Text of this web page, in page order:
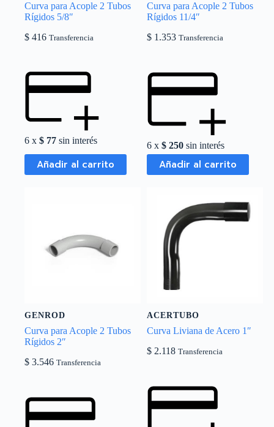
Curva para Acople 2 Tubos
Rígidos 5/8″
$ 416 Transferencia
6 x $ 77 sin interés
Añadir al carrito
Curva para Acople 2 Tubos
Rígidos 11/4″
$ 1.353 Transferencia
6 x$ 250 sin interés
Añadir al carrito
GENROD
Curva para Acople 2 Tubos
Rígidos 2″
$ 3.546 Transferencia
ACERTUBO
Curva Liviana de Acero 1″
$ 2.118 Transferencia